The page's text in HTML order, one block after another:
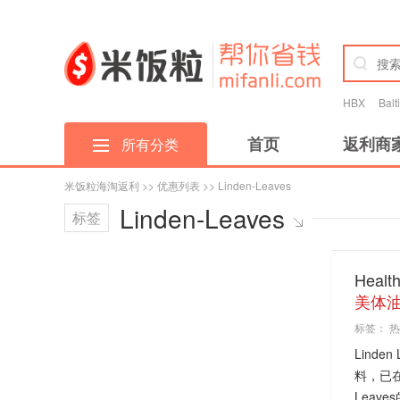
HBX
所有分类 首页 返利商
米饭粒海淘返利 >> 优惠列表 >> Linden-Leaves
标签 Linden-Leaves
美体
标签：
Linden
料，已